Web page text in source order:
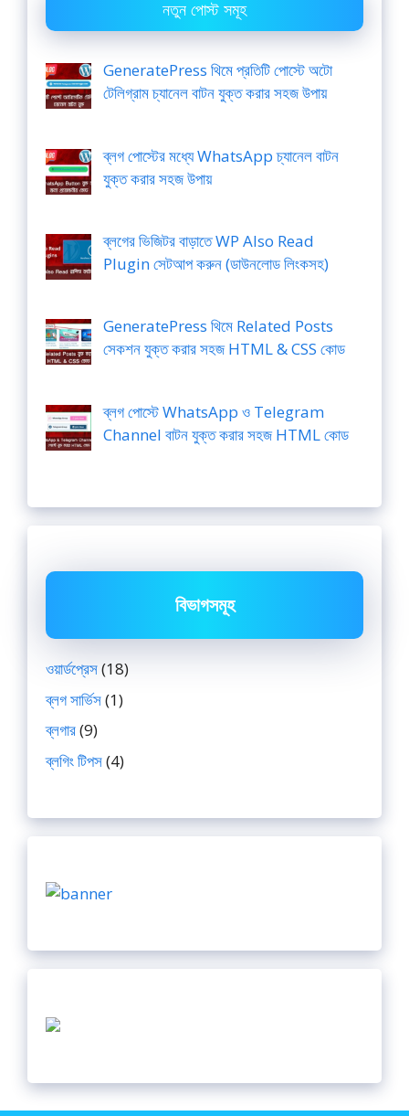
নতুন পোস্ট সমূহ
GeneratePress থিমে প্রতিটি পোস্টে অটো
টেলিগ্রাম চ্যানেল বাটন যুক্ত করার সহজ উপায়
ব্লগ পোস্টের মধ্যে WhatsApp চ্যানেল বাটন
যুক্ত করার সহজ উপায়
ব্লগের ভিজিটর বাড়াতে WP Also Read
Plugin সেটআপ করুন (ডাউনলোড লিংকসহ)
GeneratePress থিমে Related Posts
সেকশন যুক্ত করার সহজ HTML & CSS কোড
ব্লগ পোস্টে WhatsApp ও Telegram
Channel বাটন যুক্ত করার সহজ HTML কোড
বিভাগসমূহ
ওয়ার্ডপ্রেস(18)
ব্লগ সার্ভিস(1)
ব্লগার(9)
ব্লগিং টিপস(4)